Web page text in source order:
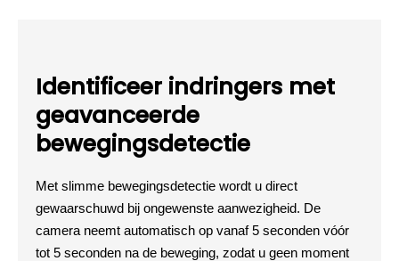
Identificeer indringers met
geavanceerde
bewegingsdetectie
Met slimme bewegingsdetectie wordt u direct
gewaarschuwd bij ongewenste aanwezigheid. De
camera neemt automatisch op vanaf 5 seconden vóór
tot 5 seconden na de beweging, zodat u geen moment